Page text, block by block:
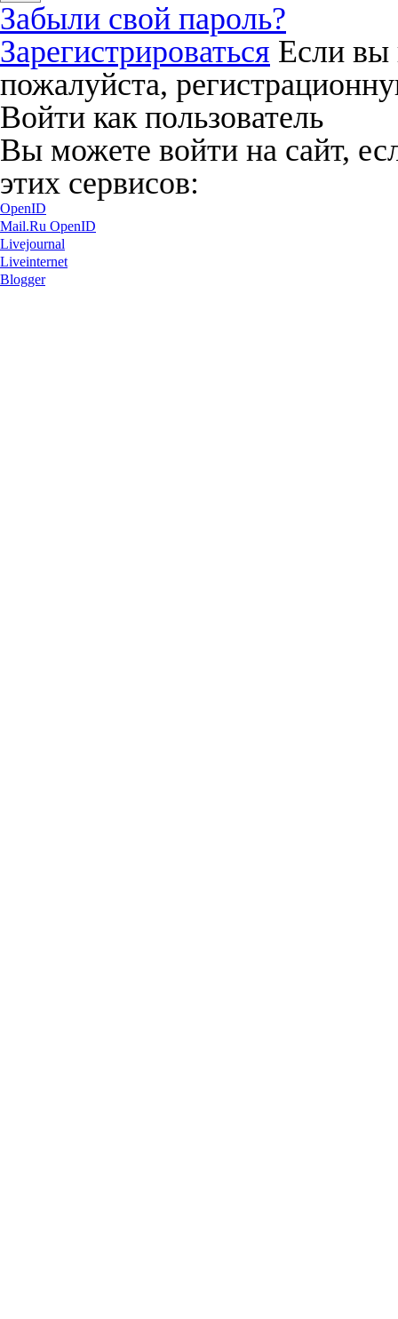
Забыли свой пароль?
Зарегистрироваться Если вы
пожалуйста,
Войти как пользователь
Вы можете войти на сайт,
этих сервисов:
OpenID
Mail.Ru OpenID
Livejournal
Liveinternet
Blogger